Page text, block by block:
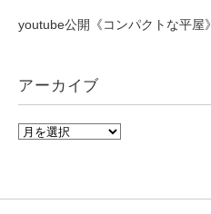
youtube公開《コンパクトな平屋》
アーカイブ